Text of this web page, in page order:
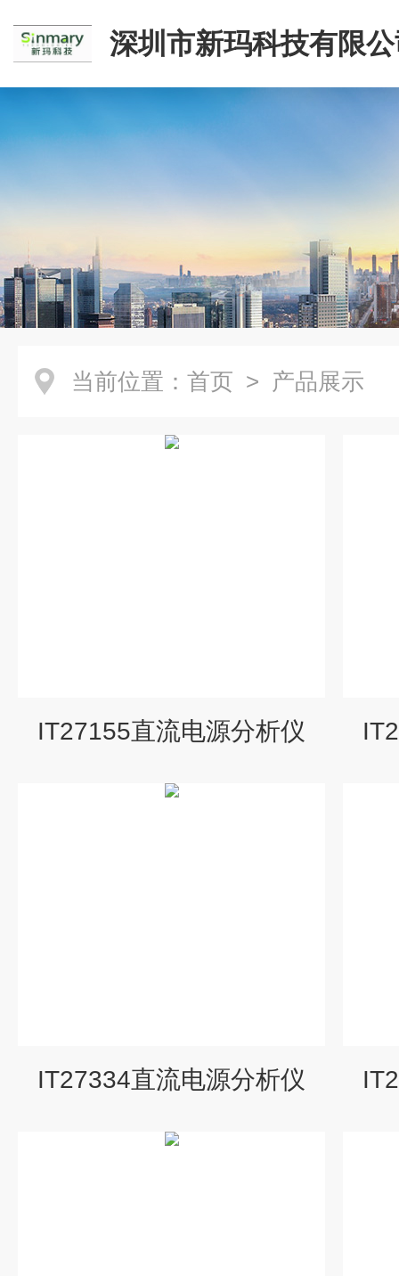
深圳市新玛科技有限
当前位置： 首页 > 产品展示
IT27155直流电源分析仪
IT27334直流电源分析仪